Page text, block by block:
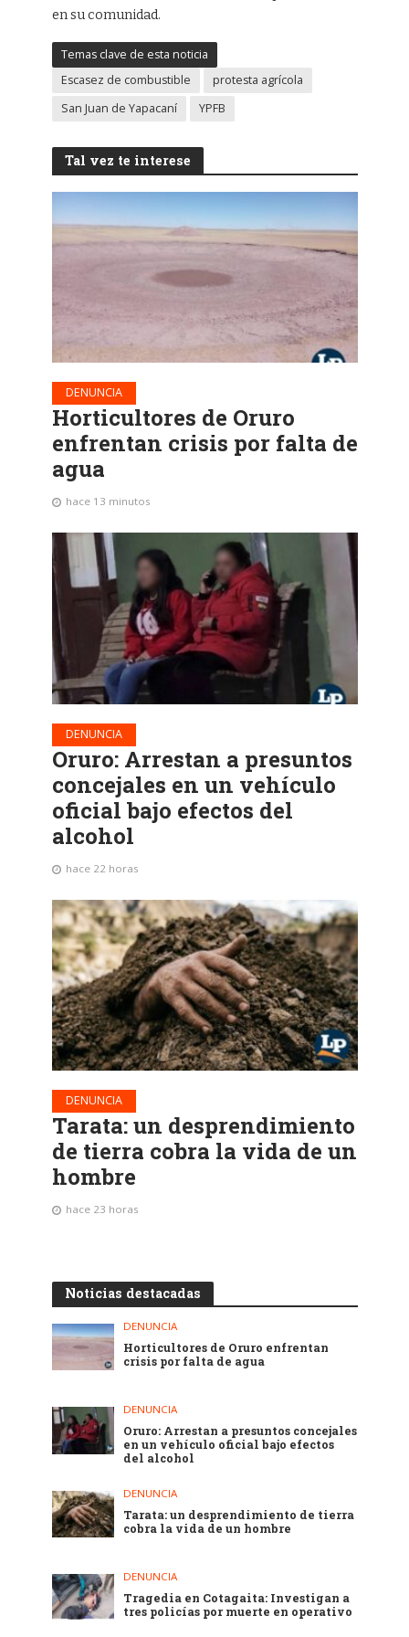
en su comunidad.
Temas clave de esta noticia
Escasez de combustible
protesta agrícola
San Juan de Yapacaní
YPFB
Tal vez te interese
DENUNCIA
Horticultores de Oruro
enfrentan crisis por falta de
agua
hace 13 minutos
DENUNCIA
Oruro: Arrestan a presuntos
concejales en un vehículo
oficial bajo efectos del
alcohol
hace 22 horas
DENUNCIA
Tarata: un desprendimiento
de tierra cobra la vida de un
hombre
hace 23 horas
Noticias destacadas
DENUNCIA
Horticultores de Oruro enfrentan
crisis por falta de agua
DENUNCIA
Oruro: Arrestan a presuntos concejales
en un vehículo oficial bajo efectos
del alcohol
DENUNCIA
Tarata: un desprendimiento de tierra
cobra la vida de un hombre
DENUNCIA
Tragedia en Cotagaita: Investigan a
tres policías por muerte en operativo